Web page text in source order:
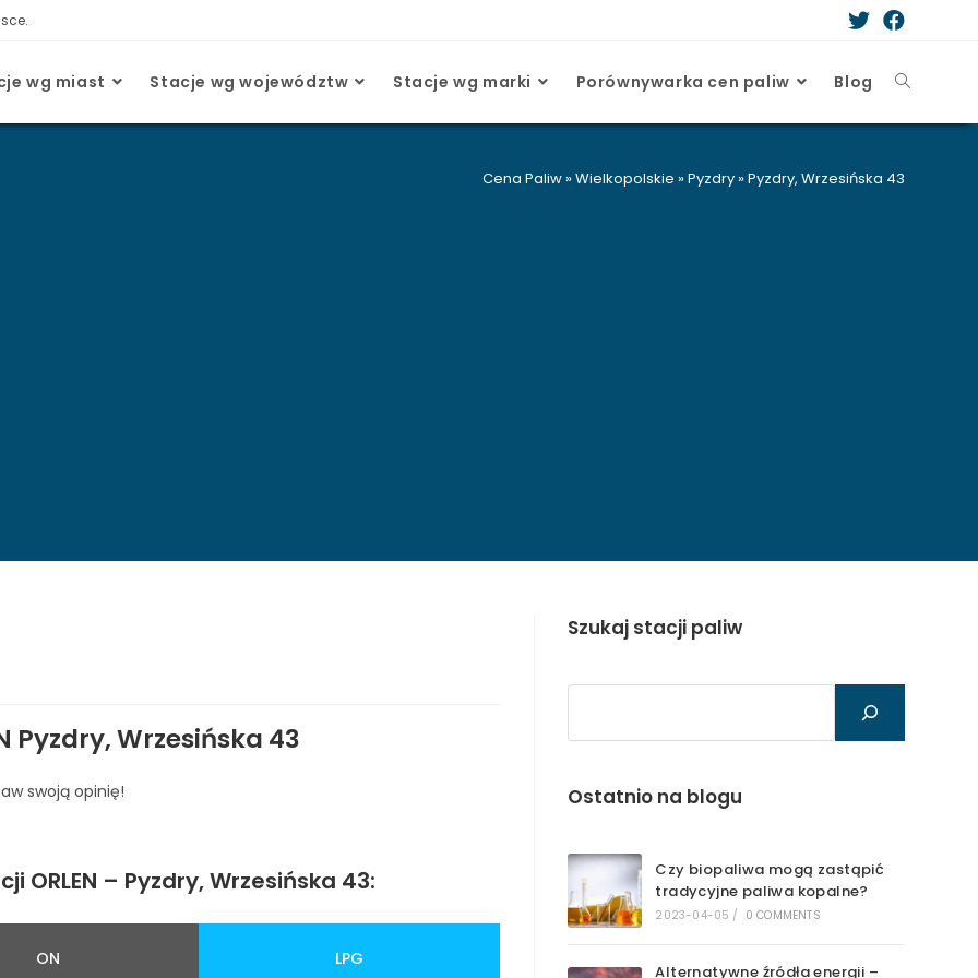
wg miast Stacje wg województw Stacje wg marki Porównywarka cen paliw Blog
Cena Paliw»Wielkopolskie »Pyzdry»Pyzdry, Wrzesińska 43
Pyzdry, Wrzesińska 43
swoją opinię!
– Pyzdry, Wrzesińska 43:
ON LPG
Szukaj stacji paliw
Ostatnio na blogu
Czy biopaliwa mogą zastąpić
tradycyjne paliwa kopalne?
2023-04-05 / 0 COMMENTS
Alternatywne źródła energii –